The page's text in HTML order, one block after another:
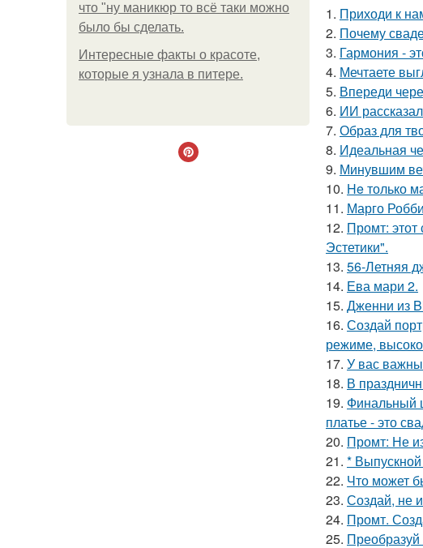
что "ну маникюр то всё таки можно
было бы сделать.
Интересные факты о красоте,
которые я узнала в питере.
1. Приходи к
2. Почему
3. Гармония -
4. Мечтаете
5. Впереди
6. ИИ
7. Образ для
8. Идеальная
9. Минувшим
10. He только
11. Марго
12. Промт:
Эстетики".
13. 56-Летняя
14. Ева мари 2.
15. Дженни из
16. Создай
режиме,
17. У вас
18. В
19. Финальный
платье - это
20. Промт: Не
21. * Выпускной
22. Что может
23. Создай, не
24. Промт.
25.